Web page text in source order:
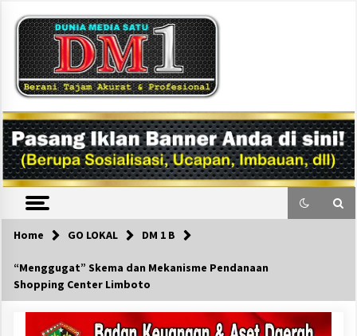
content
DM1
Home GO LOKAL DM 1 B
“Menggugat” Skema dan Mekanisme Pendanaan
Shopping Center Limboto